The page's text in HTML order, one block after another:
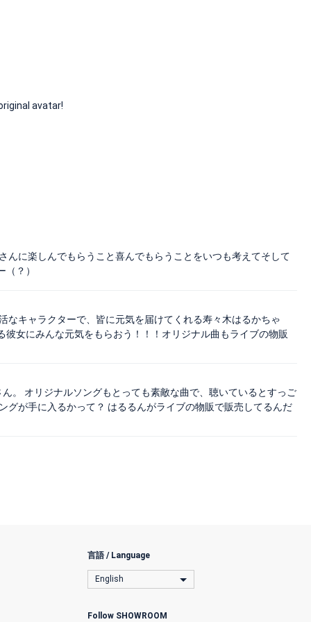
avatar!
んに楽しんでもらうこと喜んでもらうことをいつも考えてそして
？）
なキャラクターで、皆に元気を届けてくれる寿々木はるかちゃ
女にみんな元気をもらおう！！！オリジナル曲もライブの物販
。 オリジナルソングもとっても素敵な曲で、聴いているとすっご
グが手に入るかって？ はるるんがライブの物販で販売してるんだ
言語 / Language
English
Follow SHOWROOM